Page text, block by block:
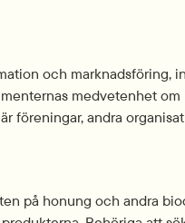
och marknadsföring,
medvetenhet
föreningar, andra
på honung och andra